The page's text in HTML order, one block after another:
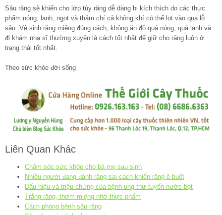
Sâu răng sẽ khiến cho lớp tủy răng dễ dàng bị kích thích do các thực
phẩm nóng, lạnh, ngọt và thậm chí cả không khí có thể lọt vào qua lỗ
sâu. Vệ sinh răng miệng đúng cách, không ăn đồ quá nóng, quá lạnh và
đi khám nha sĩ thường xuyên là cách tốt nhất để giữ cho răng luôn ở
trạng thái tốt nhất.
Theo sức khỏe đời sống
Liên Quan Khác
Chăm sóc sức khỏe cho bà mẹ sau sinh
Nhiều người đang đánh răng sai cách khiến răng ê buốt
Dấu hiệu và triệu chứng của bệnh ung thư tuyến nước bọt
Trắng răng, thơm miệng nhờ thực phẩm
Cách phòng bệnh sâu răng